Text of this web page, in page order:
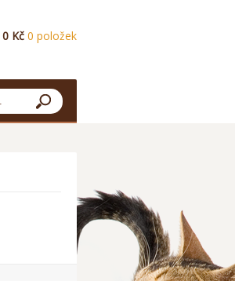
0 Kč 0 položek